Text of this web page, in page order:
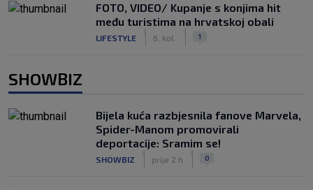
FOTO, VIDEO/ Kupanje s konjima hit
među turistima na hrvatskoj obali
LIFESTYLE 6. kol. 1
SHOWBIZ
Bijela kuća razbjesnila fanove Marvela,
Spider-Manom promovirali
deportacije: Sramim se!
SHOWBIZ prije 2 h 0